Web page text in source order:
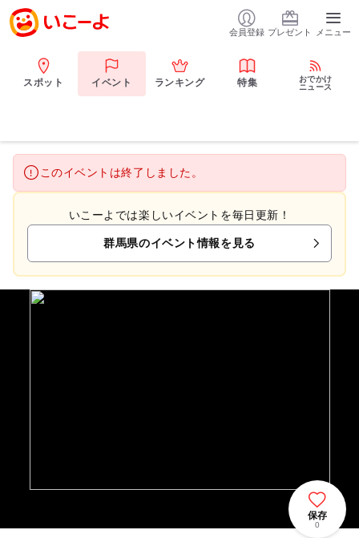
会員登録 プレゼント メニュー
スポット イベント ランキング 特集
おでかけ
ニュース
このイベントは終了しました。
いこーよでは楽しいイベントを毎日更新！
群馬県のイベント情報を見る
保存
0